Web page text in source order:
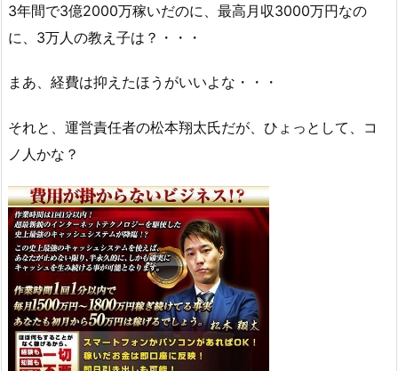
3年間で3億2000万稼いだのに、最高月収3000万円なの
に、3万人の教え子は？・・・
まあ、経費は抑えたほうがいいよな・・・
それと、運営責任者の松本翔太氏だが、ひょっとして、コ
ノ人かな？